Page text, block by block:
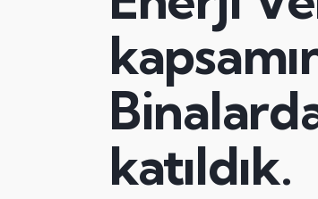
katıldık.